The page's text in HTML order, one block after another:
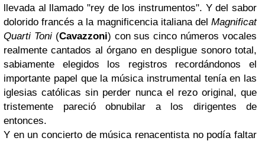
llevada al llamado "rey de los instrumentos". Y del sabor
dolorido francés a la magnificencia italiana del Magnificat
Quarti Toni(Cavazzoni) con sus cinco números vocales
realmente cantados al órgano en despligue sonoro total,
sabiamente elegidos los registros recordándonos el
importante papel que la música instrumental tenía en las
iglesias católicas sin perder nunca el rezo original, que
tristemente pareció obnubilar a los dirigentes de
entonces.
Y en un concierto de música renacentista no podía faltar